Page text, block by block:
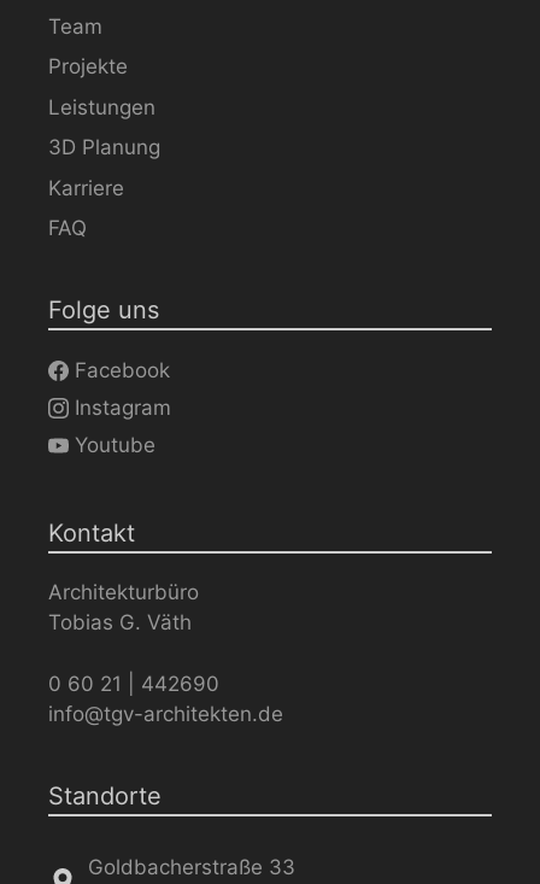
Team
Projekte
Leistungen
3D Planung
Karriere
FAQ
Folge uns
Facebook
Instagram
Youtube
Kontakt
Architekturbüro
Tobias G. Väth
0 60 21 | 442690
info@tgv-architekten.de
Standorte
Goldbacherstraße 33